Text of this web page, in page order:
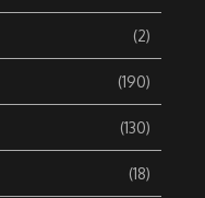
(2)
(190)
(130)
(18)